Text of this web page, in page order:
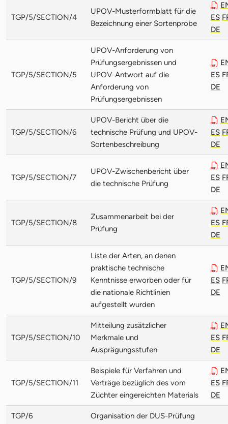
TGP/5/SECTION/4
UPOV-Musterformblatt für die
Bezeichnung einer Sortenprobe
ES
DE
TGP/5/SECTION/5
UPOV-Anforderung von
Prüfungsergebnissen und
UPOV-Antwort auf die
Anforderung von
Prüfungsergebnissen
ES
DE
TGP/5/SECTION/6
UPOV-Bericht über die
technische Prüfung und UPOV-
Sortenbeschreibung
ES
DE
TGP/5/SECTION/7
UPOV-Zwischenbericht über
die technische Prüfung
ES
DE
TGP/5/SECTION/8
Zusammenarbeit bei der
Prüfung
ES
DE
TGP/5/SECTION/9
Liste der Arten, an denen
praktische technische
Kenntnisse erworben oder für
die nationale Richtlinien
aufgestellt wurden
ES
DE
TGP/5/SECTION/10
Mitteilung zusätzlicher
Merkmale und
Ausprägungsstufen
ES
DE
TGP/5/SECTION/11
Beispiele für Verfahren und
Verträge bezüglich des vom
Züchter eingereichten Materials
ES
DE
TGP/6 Organisation der DUS-Prüfung